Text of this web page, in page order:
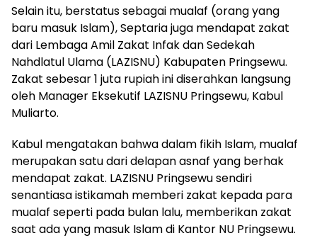
Selain itu, berstatus sebagai mualaf (orang yang
baru masuk Islam), Septaria juga mendapat zakat
dari Lembaga Amil Zakat Infak dan Sedekah
Nahdlatul Ulama (LAZISNU) Kabupaten Pringsewu.
Zakat sebesar 1 juta rupiah ini diserahkan langsung
oleh Manager Eksekutif LAZISNU Pringsewu, Kabul
Muliarto.
Kabul mengatakan bahwa dalam fikih Islam, mualaf
merupakan satu dari delapan asnaf yang berhak
mendapat zakat. LAZISNU Pringsewu sendiri
senantiasa istikamah memberi zakat kepada para
mualaf seperti pada bulan lalu, memberikan zakat
saat ada yang masuk Islam di Kantor NU Pringsewu.